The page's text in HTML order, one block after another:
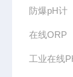
防爆pH计
在线ORP
工业在线